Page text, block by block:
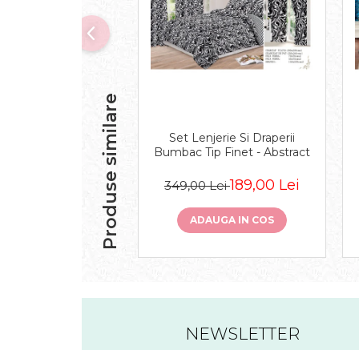
Produse similare
Set Lenjerie Si Draperii
Bumbac Tip Finet - Abstract
349,00 Lei189,00 Lei
ADAUGA IN COS
NEWSLETTER